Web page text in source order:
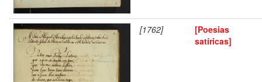
[1762]
[Poesias
satíricas]